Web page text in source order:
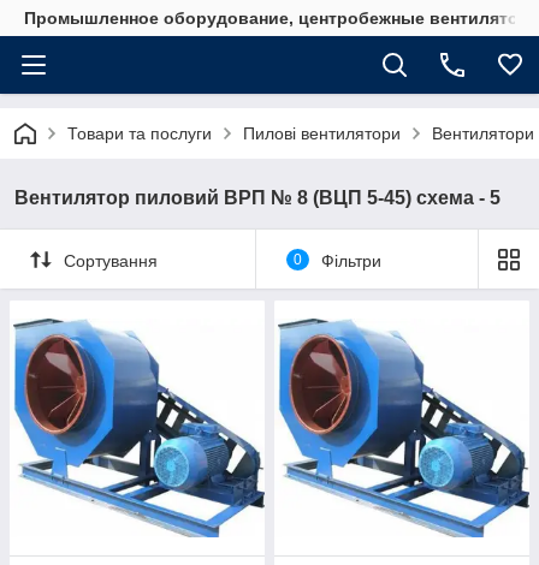
Промышленное оборудование, центробежные
Товари та послуги Пилові вентилятори
Вентилятор пиловий ВРП № 8 (ВЦП 5-45) схема - 5
Сортування 0 Фільтри